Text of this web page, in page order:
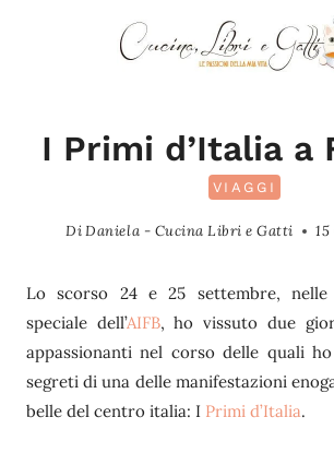
I Primi d’Italia a
VIAGGI
Di Daniela - Cucina Libri e Gatti
Lo scorso 24 e 25 settembre,
speciale dell’AIFB, ho vissuto due
appassionanti nel corso delle quali
segreti di una delle manifestazioni
belle del centro italia: I Primi d’Italia.